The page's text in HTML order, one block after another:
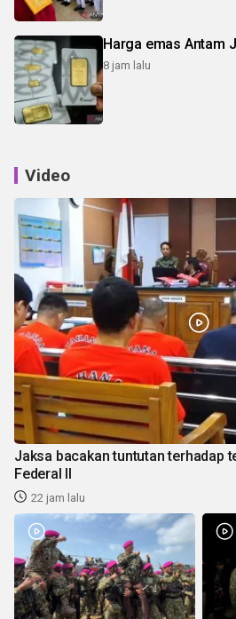
Harga emas Antam
8 jam lalu
Video
Jaksa bacakan tuntutan terhadap
Federal II
22 jam lalu